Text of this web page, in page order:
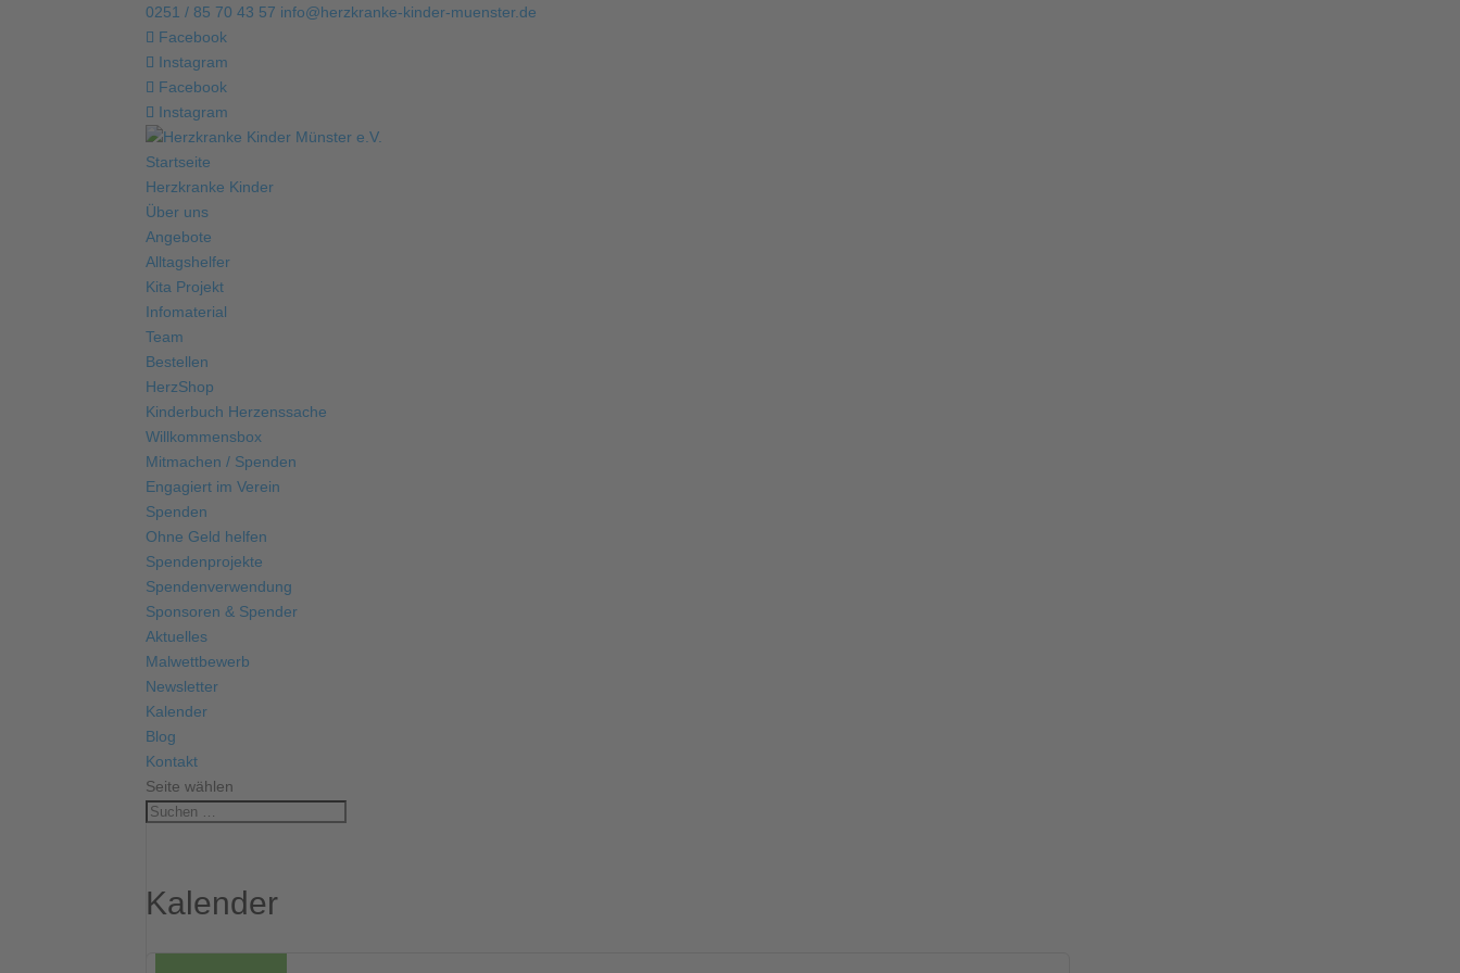
0251 / 85 70 43 57 info@herzkranke-kinder-muenster.de
Facebook
Instagram
Facebook
Instagram
Startseite
Herzkranke Kinder
Über uns
Angebote
Alltagshelfer
Kita Projekt
Infomaterial
Team
Bestellen
HerzShop
Kinderbuch Herzenssache
Willkommensbox
Mitmachen / Spenden
Engagiert im Verein
Spenden
Ohne Geld helfen
Spendenprojekte
Spendenverwendung
Sponsoren & Spender
Aktuelles
Malwettbewerb
Newsletter
Kalender
Blog
Kontakt
Seite wählen
Kalender